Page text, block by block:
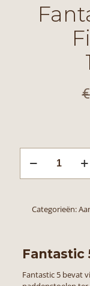
€
gramCategorieën:
Fantastic
Fantastic 5 bevat